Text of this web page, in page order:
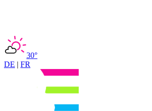
30°
DE | FR